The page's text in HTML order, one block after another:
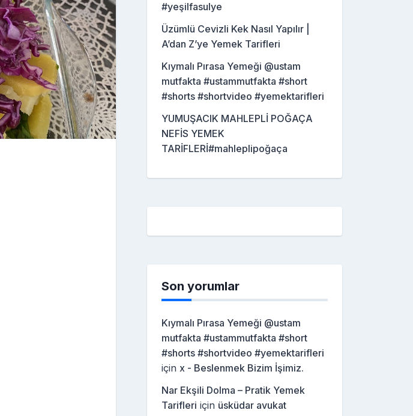
#yeşilfasulye
Üzümlü Cevizli Kek Nasıl Yapılır |
A’dan Z’ye Yemek Tarifleri
Kıymalı Pırasa Yemeği @ustam
mutfakta #ustammutfakta #short
#shorts #shortvideo #yemektarifleri
YUMUŞACIK MAHLEPLİ POĞAÇA
NEFİS YEMEK
TARİFLERİ#mahleplipoğaça
Son yorumlar
Kıymalı Pırasa Yemeği @ustam
mutfakta #ustammutfakta #short
#shorts #shortvideo #yemektarifleri
için x - Beslenmek Bizim İşimiz.
Nar Ekşili Dolma – Pratik Yemek
Tarifleri için üsküdar avukat